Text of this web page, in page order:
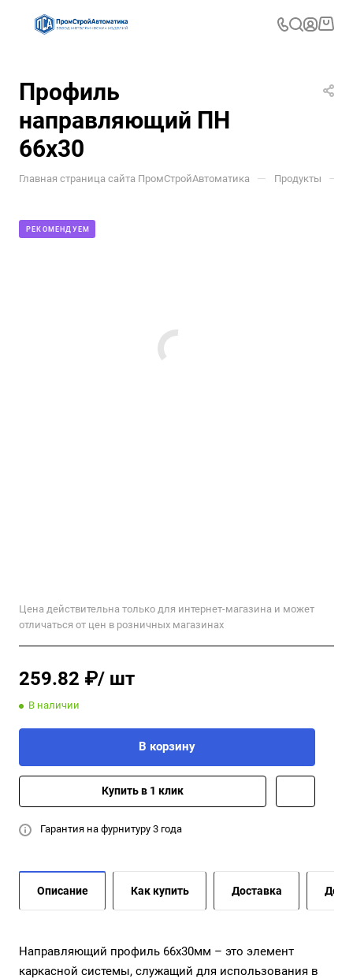
Профиль
направляющий ПН
66x30
Главная страница сайта ПромСтройАвтоматика — Продукты —
РЕКОМЕНДУЕМ
Цена действительна только для интернет-магазина и может
отличаться от цен в розничных магазинах
259.82 ₽/ шт
В наличии
В корзину
Купить в 1 клик
Гарантия на фурнитуру 3 года
Описание Как купить Доставка
Направляющий профиль 66х30мм – это элемент
каркасной системы, служащий для использования в